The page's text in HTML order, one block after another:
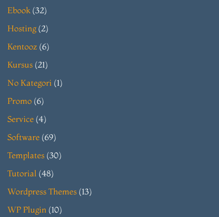
Ebook (32)
Hosting(2)
Kentooz (6)
Kursus (21)
No Kategori (1)
Promo (6)
Service (4)
Software (69)
Templates (30)
Tutorial (48)
Wordpress Themes (13)
WP Plugin (10)